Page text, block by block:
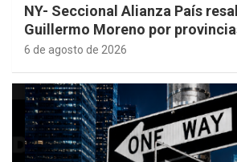
NY- Seccional Alianza País
Guillermo Moreno por
6 de agosto de 2026